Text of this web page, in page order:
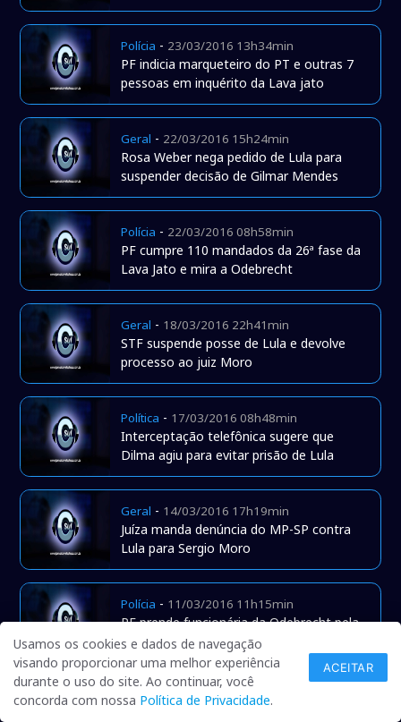
Polícia - 23/03/2016 13h34min
PF indicia marqueteiro do PT e outras 7
pessoas em inquérito da Lava jato
Geral - 22/03/2016 15h24min
Rosa Weber nega pedido de Lula para
suspender decisão de Gilmar Mendes
Polícia - 22/03/2016 08h58min
PF cumpre 110 mandados da 26ª fase da
Lava Jato e mira a Odebrecht
Geral - 18/03/2016 22h41min
STF suspende posse de Lula e devolve
processo ao juiz Moro
Política - 17/03/2016 08h48min
Interceptação telefônica sugere que
Dilma agiu para evitar prisão de Lula
Geral - 14/03/2016 17h19min
Juíza manda denúncia do MP-SP contra
Lula para Sergio Moro
Polícia - 11/03/2016 11h15min
PF prende funcionária da Odebrecht pela
23ª fase da Lava Jato na Bahia
Polícia-23/02/2016 13h50min
Usamos os cookies e dados de navegação
visando proporcionar uma melhor experiência
durante o uso do site. Ao continuar, você
concorda com nossa Política de Privacidade.
ACEITAR